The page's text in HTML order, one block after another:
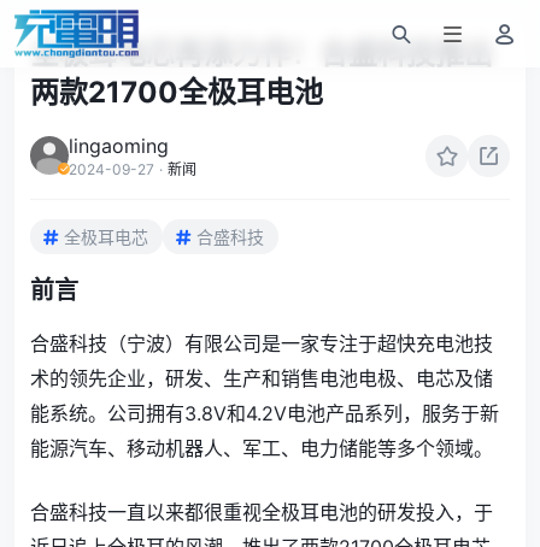
全极耳电芯再添力作！合盛科技推出
两款21700全极耳电池
lingaoming
2024-09-27 · 新闻
全极耳电芯 合盛科技
前言
合盛科技（宁波）有限公司是一家专注于超快充电池技
术的领先企业，研发、生产和销售电池电极、电芯及储
能系统。公司拥有3.8V和4.2V电池产品系列，服务于新
能源汽车、移动机器人、军工、电力储能等多个领域。
合盛科技一直以来都很重视全极耳电池的研发投入，于